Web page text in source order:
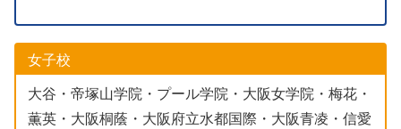
女子校
大谷・帝塚山学院・プール学院・大阪女学院・梅花・
薫英・大阪桐蔭・大阪府立水都国際・大阪青凌・信愛